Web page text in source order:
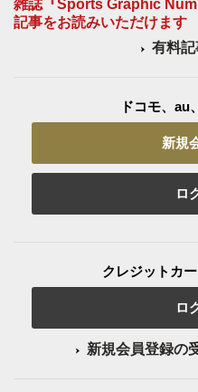
雑誌『Sports Graphic
記事をお読みいただけます
有料
ドコモ、au
新規
ロ
クレジットカ
ロ
新規会員登録の